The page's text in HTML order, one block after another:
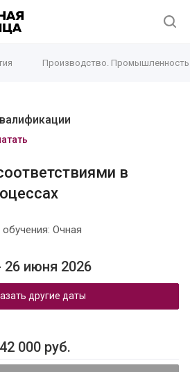
Производство.
в
Очная
26 июня 2026
другие даты
42 000 руб.